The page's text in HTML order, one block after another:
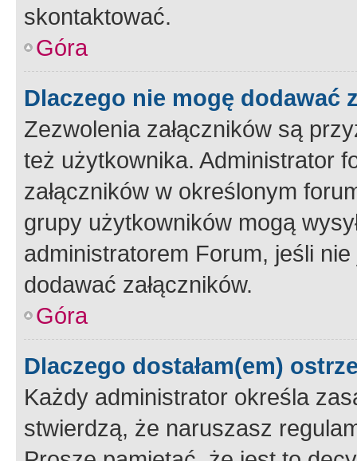
skontaktować.
Góra
Dlaczego nie mogę dodawać
Zezwolenia załączników są
też użytkownika. Administrator
załączników w określonym
grupy użytkowników mogą
administratorem Forum, jeśli
dodawać załączników.
Góra
Dlaczego dostałam(em)
Każdy administrator określa
stwierdzą, że naruszasz